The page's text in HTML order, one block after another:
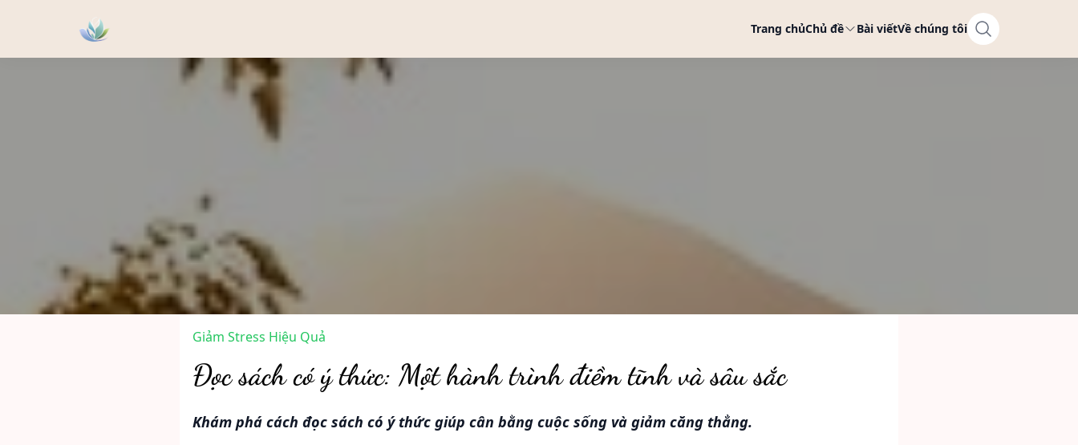
Trang chủChủ đề Bài viếtVề chúng tôi
Giảm Stress Hiệu Quả
Đọc sách có ý thức: Một hành trình điềm tĩnh và sâu sắc
Khám phá cách đọc sách có ý thức giúp cân bằng cuộc sống và giảm căng thẳng.